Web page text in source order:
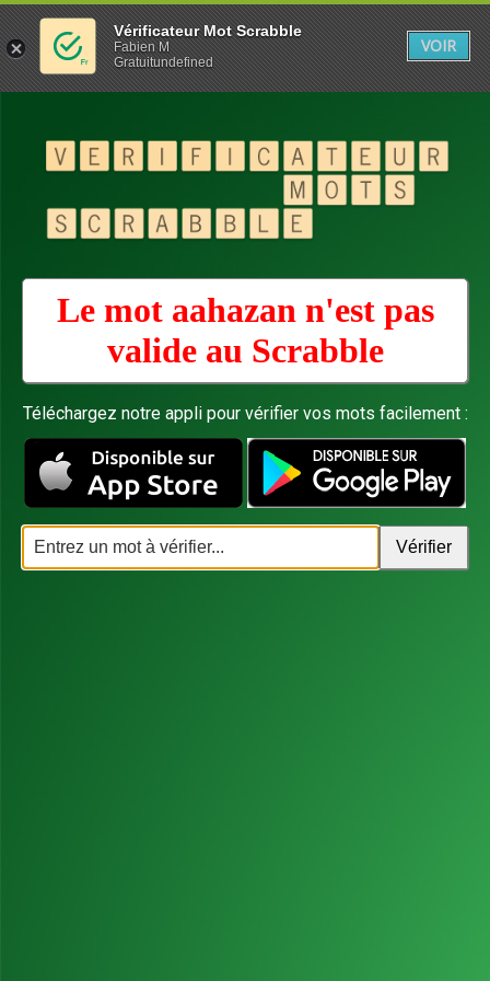
Le mot aahazan n'est pas
valide au Scrabble
Téléchargez notre appli pour vérifier vos mots facilement :
Vérificateur Mot Scrabble
Fabien M
Gratuitundefined
VOIR